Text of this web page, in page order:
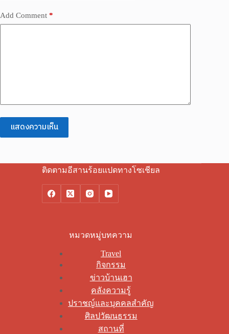
Add Comment *
แสดงความเห็น
ติดตามอีสานร้อยแปดทางโซเชียล
หมวดหมู่บทความ
Travel
กิจกรรม
ข่าวบ้านเฮา
คลังความรู้
ปราชญ์และบุคคลสำคัญ
ศิลปวัฒนธรรม
สถานที่